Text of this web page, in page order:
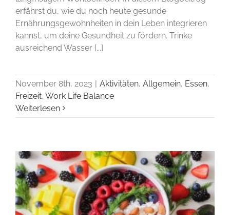
erfährst du, wie du noch heute gesunde
Ernährungsgewohnheiten in dein Leben integrieren
kannst, um deine Gesundheit zu fördern. Trinke
ausreichend Wasser [...]
November 8th, 2023 | Aktivitäten, Allgemein, Essen,
Freizeit, Work Life Balance
Weiterlesen